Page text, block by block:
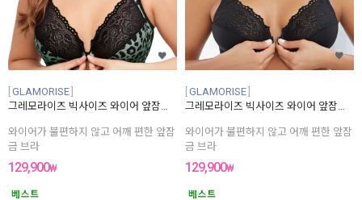
GLAMORISE
그레모라이즈 빅사이즈 와이어 앞잠금 브라
와이어가 불편하지 않고 어깨 편한 앞잠
금 브라
129,900₩
GLAMORISE
그레모라이즈 빅사이즈 와이어 앞잠금 브라
와이어가 불편하지 않고 어깨 편한 앞잠
금 브라
129,900₩